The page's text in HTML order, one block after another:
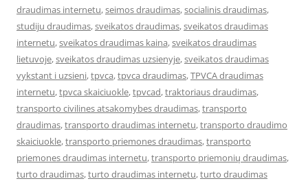
draudimas internetu,seimos draudimas,socialinis draudimas,
studiju draudimas,sveikatos draudimas,sveikatos draudimas
internetu,sveikatos draudimas kaina,sveikatos draudimas
lietuvoje,sveikatos draudimas uzsienyje,sveikatos draudimas
vykstant i uzsieni,tpvca,tpvca draudimas,TPVCA draudimas
internetu,tpvca skaiciuokle,tpvcad,traktoriaus draudimas,
transporto civilines atsakomybes draudimas,transporto
draudimas,transporto draudimas internetu,transporto draudimo
skaiciuokle,transporto priemones draudimas,transporto
priemones draudimas internetu,transporto priemonių draudimas,
turto draudimas,turto draudimas internetu,turto draudimas